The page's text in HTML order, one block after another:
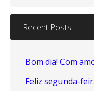
Recent Posts
Bom dia! Com
Feliz segunda-